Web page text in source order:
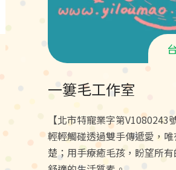
一簍毛工作室
【北市特寵業字第V1080243號
輕輕觸碰透過雙手傳遞愛，
楚；用手療癒毛孩，盼望所